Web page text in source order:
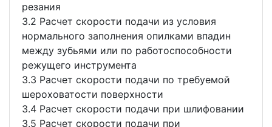
резания
3.2 Расчет скорости подачи из условия
нормального заполнения опилками впадин
между зубьями или по работоспособности
режущего инструмента
3.3 Расчет скорости подачи по требуемой
шероховатости поверхности
3.4 Расчет скорости подачи при шлифовании
3.5 Расчет скорости подачи при